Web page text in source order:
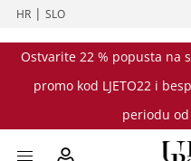
HR |SLO
Ostvarite 22 % popusta na
promo kod LJETO22 i
periodu od